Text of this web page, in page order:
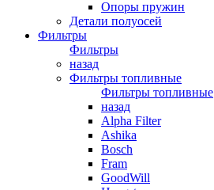
Опоры пружин
Детали полуосей
Фильтры
Фильтры
назад
Фильтры топливные
Фильтры топливные
назад
Alpha Filter
Ashika
Bosch
Fram
GoodWill